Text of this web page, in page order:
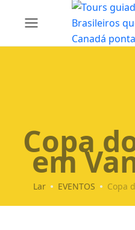
Copa
em
Lar EVENTOS Copa